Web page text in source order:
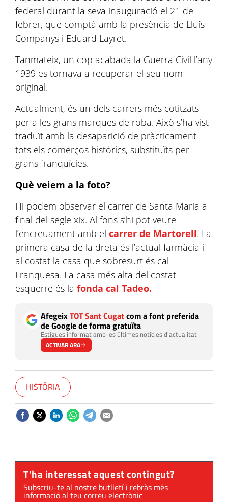
federal durant la seva inauguració el 21 de
febrer, que comptà amb la presència de Lluís
Companys i Eduard Layret.
Tanmateix, un cop acabada la Guerra Civil l’any
1939 es tornava a recuperar el seu nom
original.
Actualment, és un dels carrers més cotitzats
per a les grans marques de roba. Això s’ha vist
traduït amb la desaparició de pràcticament
tots els comerços històrics, substituïts per
grans franquícies.
Què veiem a la foto?
Hi podem observar el carrer de Santa Maria a
final del segle xix. Al fons s’hi pot veure
l’encreuament amb el carrer de Martorell. La
primera casa de la dreta és l’actual farmàcia i
al costat la casa que sobresurt és cal
Franquesa. La casa més alta del costat
esquerre és la fonda cal Tadeo.
AfegeixTOT Sant Cugatcom a font preferida
de Google de forma gratuïta
Estigues informat amb les últimes notícies d'actualitat
ACTIVAR ARA
HISTÒRIA
T'ha interessat aquest contingut?
Subscriu-te al nostre butlletí i rebràs més
informació al teu correu electrònic